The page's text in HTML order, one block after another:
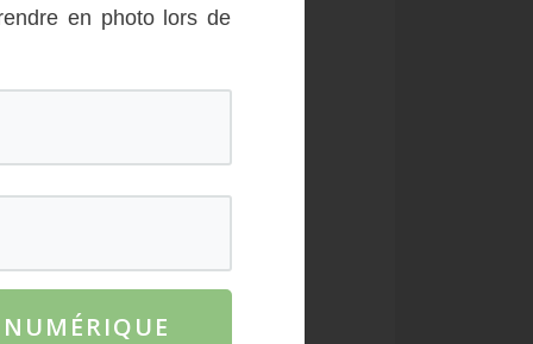
des Cinque Terre
en photo lors de